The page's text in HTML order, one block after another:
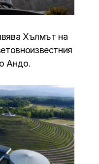
Хълмът на
Андо.